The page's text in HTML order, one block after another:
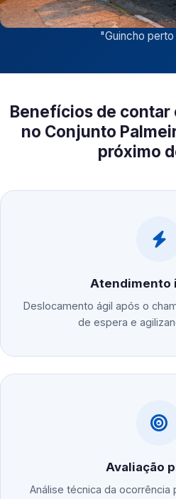
"Guincho
Benefícios de contar
no Conjunto
próximo
Atendimento
Deslocamento ágil após o
de espera e
Avaliação
Análise técnica da ocorrência